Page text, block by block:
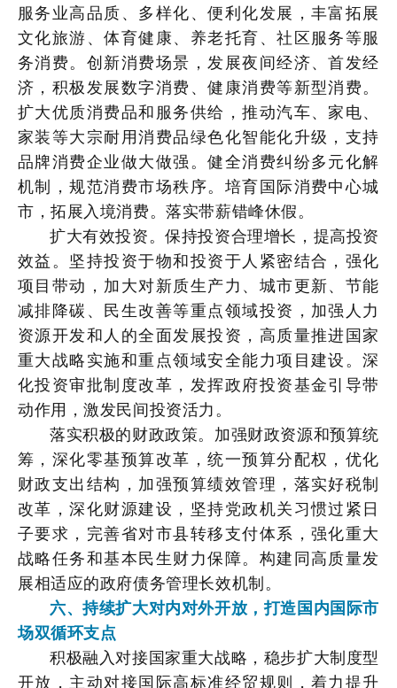
服务业高品质、多样化、便利化发展，丰富拓展
文化旅游、体育健康、养老托育、社区服务等服
务消费。创新消费场景，发展夜间经济、首发经
济，积极发展数字消费、健康消费等新型消费。
扩大优质消费品和服务供给，推动汽车、家电、
家装等大宗耐用消费品绿色化智能化升级，支持
品牌消费企业做大做强。健全消费纠纷多元化解
机制，规范消费市场秩序。培育国际消费中心城
市，拓展入境消费。落实带薪错峰休假。
扩大有效投资。保持投资合理增长，提高投资
效益。坚持投资于物和投资于人紧密结合，强化
项目带动，加大对新质生产力、城市更新、节能
减排降碳、民生改善等重点领域投资，加强人力
资源开发和人的全面发展投资，高质量推进国家
重大战略实施和重点领域安全能力项目建设。深
化投资审批制度改革，发挥政府投资基金引导带
动作用，激发民间投资活力。
落实积极的财政政策。加强财政资源和预算统
筹，深化零基预算改革，统一预算分配权，优化
财政支出结构，加强预算绩效管理，落实好税制
改革，深化财源建设，坚持党政机关习惯过紧日
子要求，完善省对市县转移支付体系，强化重大
战略任务和基本民生财力保障。构建同高质量发
展相适应的政府债务管理长效机制。
六、持续扩大对内对外开放，打造国内国际市
场双循环支点
积极融入对接国家重大战略，稳步扩大制度型
开放，主动对接国际高标准经贸规则，着力提升